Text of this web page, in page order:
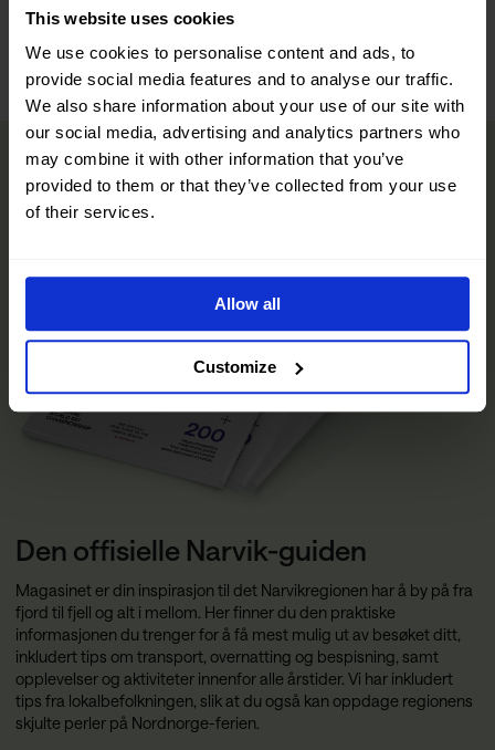
This website uses cookies
We use cookies to personalise content and ads, to
provide social media features and to analyse our traffic.
We also share information about your use of our site with
our social media, advertising and analytics partners who
may combine it with other information that you’ve
provided to them or that they’ve collected from your use
of their services.
Allow all
Customize
Leaflet |© OpenStreetMapcontributors
Den offisielle Narvik-guiden
Magasinet er din inspirasjon til det Narvikregionen har å by på fra
fjord til fjell og alt i mellom. Her finner du den praktiske
informasjonen du trenger for å få mest mulig ut av besøket ditt,
inkludert tips om transport, overnatting og bespisning, samt
opplevelser og aktiviteter innenfor alle årstider. Vi har inkludert
tips fra lokalbefolkningen, slik at du også kan oppdage regionens
skjulte perler på Nordnorge-ferien.